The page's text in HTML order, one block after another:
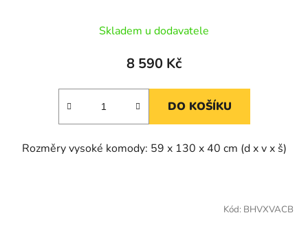
Skladem u dodavatele
8 590 Kč
DO KOŠÍKU
Rozměry vysoké komody: 59 x 130 x 40 cm (d x v x š)
Kód: BHVXVACB